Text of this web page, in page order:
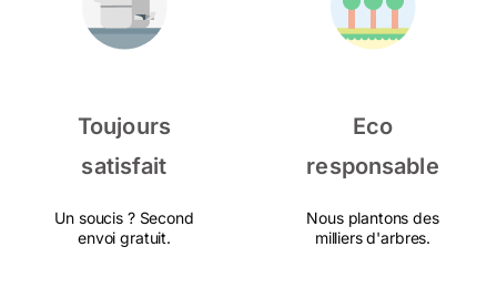
Toujours
satisfait
Un soucis ? Second
envoi gratuit.
Eco
responsable
Nous plantons des
milliers d'arbres.